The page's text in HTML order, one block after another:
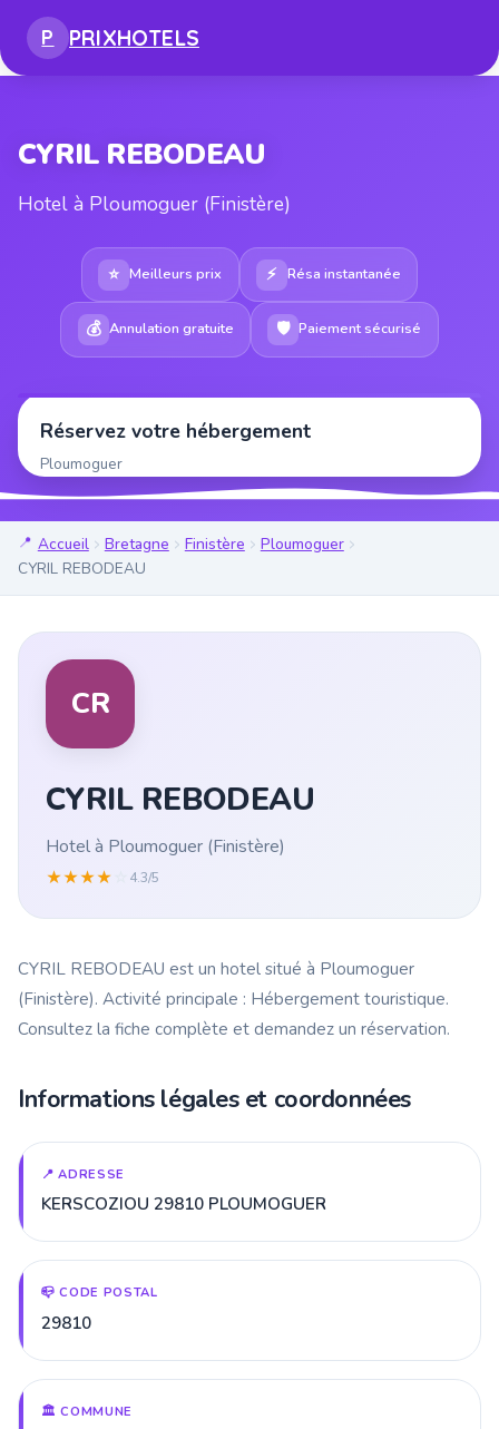
P PRIXHOTELS
CYRIL REBODEAU
Hotel à Ploumoguer (Finistère)
⭐ Meilleurs prix ⚡ Résa instantanée
💰 Annulation gratuite 🛡 Paiement sécurisé
Réservez votre hébergement
Ploumoguer
Accueil Bretagne Finistère
Ploumoguer
CYRIL REBODEAU
CR
CYRIL REBODEAU
Hotel à Ploumoguer (Finistère)
★★★★ 4.3/5
CYRIL REBODEAU est un hotel situé à Ploumoguer
(Finistère). Activité principale : Hébergement touristique.
Consultez la fiche complète et demandez un réservation.
Informations légales et coordonnées
📍 ADRESSE
KERSCOZIOU 29810 PLOUMOGUER
📪 CODE POSTAL
29810
🏛️ COMMUNE